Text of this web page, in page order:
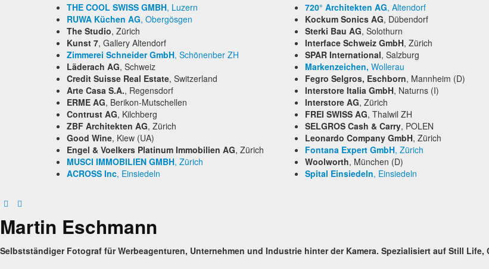
THE COOL SWISS GMBH, Luzern
RUWA Küchen AG, Obergösgen
The Studio, Zürich
Kunst 7, Gallery Altendorf
Zimmerei Schneider GmbH, Schönenber ZH
Läderach AG, Schweiz
Credit Suisse Real Estate, Switzerland
Arte Casa S.A., Regensdorf
ERME AG, Berikon-Mutschellen
Contrust AG, Kilchberg
ZBF Architekten AG, Zürich
Good Wine, Kiew (UA)
Engel & Voelkers Platinum Immobilien AG, Zürich
MUSCI IMMOBILIEN GMBH, Zürich
ACROSS Inc, Einsiedeln
720° Architekten AG, Altendorf
Kockum Sonics AG, Dübendorf
Sterki Bau AG, Solothurn
Interface Schweiz GmbH, Zürich
SPAR International, Salzburg
Markenzeichen, Wollerau
Fegro Selgros, Eschborn, Mannheim (D)
Interstore Italia GmbH, Naturns (I)
Interstore AG, Zürich
FREI SWISS AG, Thalwil ZH
SELGROS Cash & Carry, POLEN
Leonardo Company GmbH, Zürich
Fontana Expert GmbH, Zürich
Woolworth, München (D)
Spital Einsiedeln, Einsiedeln
Martin Eschmann
Selbstständiger Fotograf für Werbeagenturen, Unternehmen und Industrie hinter der Kamera. Spezialisiert auf Still Life,